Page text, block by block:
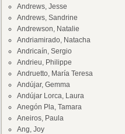
Andrews, Jesse
Andrews, Sandrine
Andrewson, Natalie
Andriamirado, Natacha
Andricaín, Sergio
Andrieu, Philippe
Andruetto, María Teresa
Andújar, Gemma
Andújar Lorca, Laura
Anegón Pla, Tamara
Aneiros, Paula
Ang, Joy